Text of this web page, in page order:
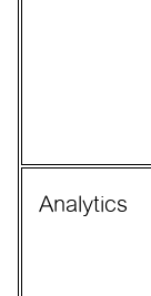
Analytics